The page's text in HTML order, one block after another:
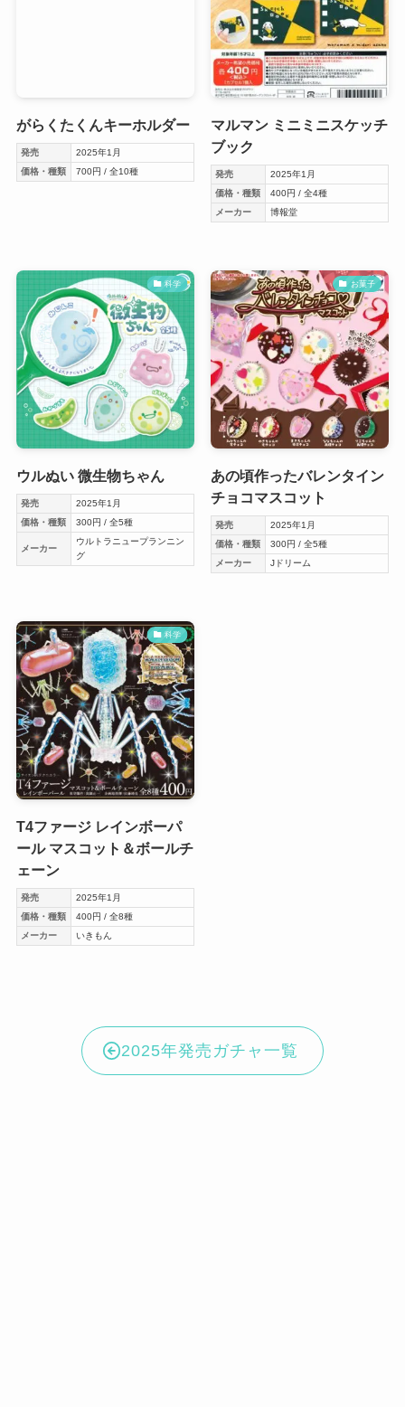
がらくたくんキーホルダー
発売
2025年1月
価格・種類
700円 / 全10種
マルマン ミニミニスケッチ
ブック
発売
2025年1月
価格・種類
400円 / 全4種
メーカー
博報堂
科学
ウルぬい 微生物ちゃん
発売
2025年1月
価格・種類
300円 / 全5種
メーカー
ウルトラニュープランニン
グ
お菓子
あの頃作ったバレンタイン
チョコマスコット
発売
2025年1月
価格・種類
300円 / 全5種
メーカー
Jドリーム
科学
T4ファージ レインボーパ
ール マスコット＆ボールチ
ェーン
発売
2025年1月
価格・種類
400円 / 全8種
メーカー
いきもん
2025年発売ガチャ一覧